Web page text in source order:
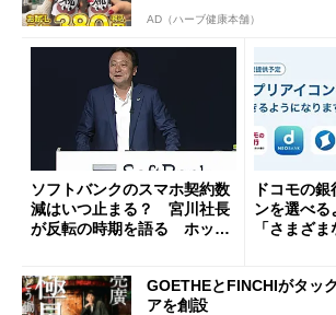
AD（ハーブ健康本舗）
ソフトバンクのスマホ契約数
減はいつ止まる？ 宮川社長
が反転の時期を語る ホッピ
ドコモの
ンを選べ
「さまざ
GOETHEとFINCHIがタッ
アを創設